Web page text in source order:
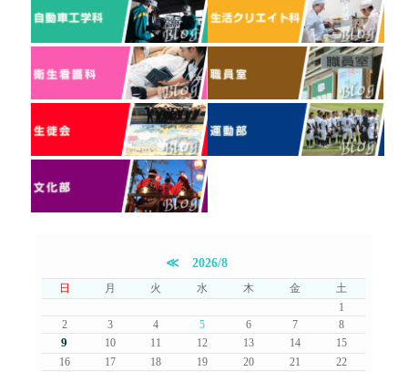
≪ 2026/8
日 月 火 水 木 金
土
1
2
3 4 5 6 7 8
9 10 11 12 13 14
15
16
17 18 19 20 21
22